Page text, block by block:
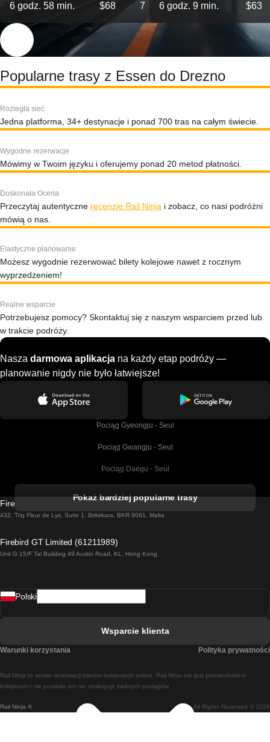
6 godz. 58 min. $68 7 6 godz. 9 min. $63
Popularne trasy z Essen do Drezno
Rozległa sieć
Jedna platforma, 34+ destynacje i ponad 700 tras na całym świecie.
Wygodne rezerwacje
Mówimy w Twoim języku i oferujemy ponad 20 metod płatności.
Doskonała Ocena
Przeczytaj autentyczne recenzje Rail Ninja i zobacz, co nasi podróżni
mówią o nas.
Elastyczne planowanie
Możesz wygodnie rezerwować bilety kolejowe nawet z rocznym
wyprzedzeniem!
Realne wsparcie
Potrzebujesz pomocy? Skontaktuj się z naszym wsparciem przed lub
w trakcie podróży.
Nasza darmowa aplikacja na każdy etap podróży —
planowanie nigdy nie było łatwiejsze!
Pociąg Gyeongju - Seul
Pociąg Gwangju - Seul
Pociąg Daegu - Seul
Pociąg Dublin - Galway
Pociąg Rzym - Neapol
Pociąg Madryt - Lizbona
Pociąg Madryt - Barcelona
Pokaż bardziej popularne trasy
Firebird GT Limited (OC 1451)
432, Triq Fleur de Lys, Suite 1, Birkirkara, BKR 9061, Malta
Firebird GT Limited (61211989)
Unit G 15/F Tal Building 49 Austin Road, KL, Hong Kong
Rail Ninja ® All Rights Reserved © 2026
Rail Ninja to serwis rezerwacji biletów kolejowych online. Rail Ninja nie jest przewoźnikiem
kolejowym i nie posiada ani nie obsługuje żadnych pociągów.
Polski
Wsparcie klienta
Warunki korzystania Polityka prywatności